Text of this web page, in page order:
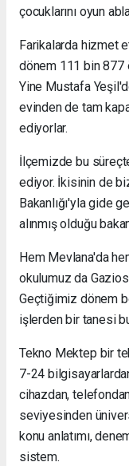
çocuklarını oyun
Farikalarda hizmet
dönem 111 bin 877
Yine Mustafa
evinden de tam
ediyorlar.
İlçemizde bu
ediyor. İkisinin de
Bakanlığı'yla gide
alınmış olduğu
Hem Mevlana'da
okulumuz da
Geçtiğimiz dönem
işlerden bir tanesi
Tekno Mektep bir
7-24
cihazdan,
seviyesinden
konu anlatımı,
sistem.